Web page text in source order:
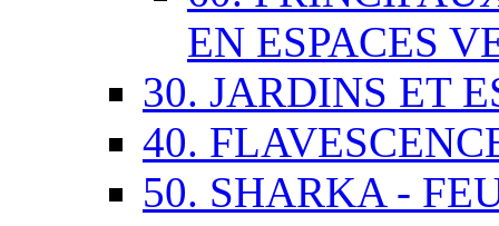
EN ESPACES
30. JARDINS ET
40.
50. SHARKA -